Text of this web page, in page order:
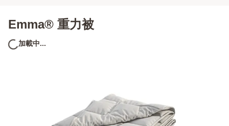
Emma® 重力被
加載中...